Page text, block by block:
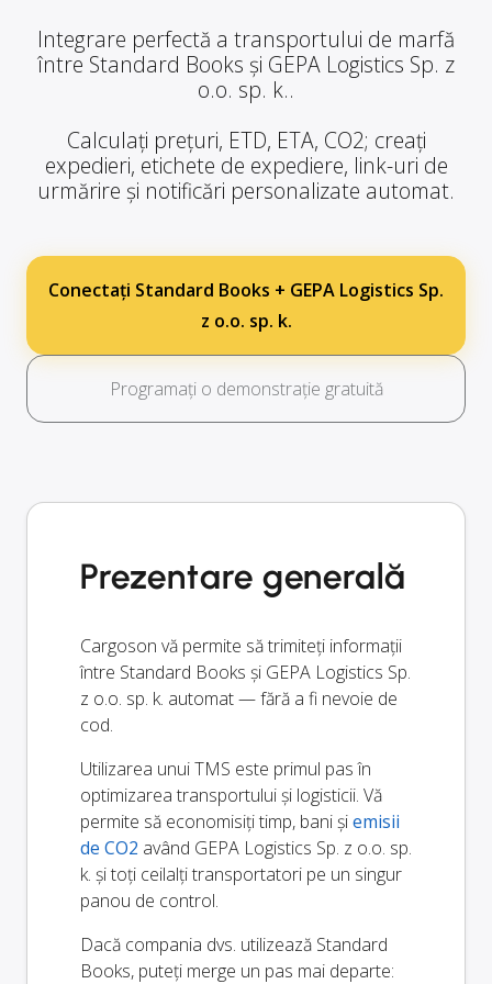
Integrare perfectă a transportului de marfă
între Standard Books și GEPA Logistics Sp. z
o.o. sp. k..
Calculați prețuri, ETD, ETA, CO2; creați
expedieri, etichete de expediere, link-uri de
urmărire și notificări personalizate automat.
Conectați Standard Books + GEPA Logistics Sp.
z o.o. sp. k.
Programați o demonstrație gratuită
Prezentare generală
Cargoson vă permite să trimiteți informații
între Standard Books și GEPA Logistics Sp.
z o.o. sp. k. automat — fără a fi nevoie de
cod.
Utilizarea unui TMS este primul pas în
optimizarea transportului și logisticii. Vă
permite să economisiți timp, bani șiemisii
de CO2 având GEPA Logistics Sp. z o.o. sp.
k. și toți ceilalți transportatori pe un singur
panou de control.
Dacă compania dvs. utilizează Standard
Books, puteți merge un pas mai departe: